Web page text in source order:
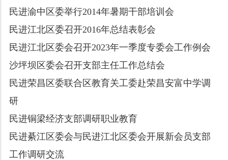
民进渝中区委举行2014年暑期干部培训会
民进江北区委召开2016年总结表彰会
民进江北区委会召开2023年一季度专委会工作例会
沙坪坝区委会召开支部主任工作总结会
民进荣昌区委联合区教育关工委赴荣昌安富中学调
研
民进铜梁经济支部调研职业教育
民进綦江区委会与民进江北区委会开展新会员支部
工作调研交流